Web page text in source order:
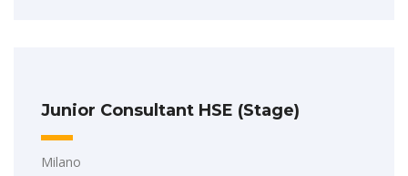
Junior Consultant HSE (Stage)
Milano